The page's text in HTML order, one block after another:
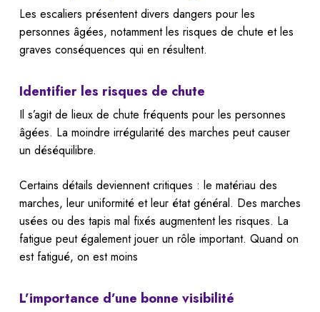
Les escaliers présentent divers dangers pour les
personnes âgées, notamment les risques de chute et les
graves conséquences qui en résultent.
Identifier les risques de chute
Il s’agit de lieux de chute fréquents pour les personnes
âgées. La moindre irrégularité des marches peut causer
un déséquilibre.
Certains détails deviennent critiques : le matériau des
marches, leur uniformité et leur état général. Des marches
usées ou des tapis mal fixés augmentent les risques. La
fatigue peut également jouer un rôle important. Quand on
est fatigué, on est moins
L’importance d’une bonne visibilité